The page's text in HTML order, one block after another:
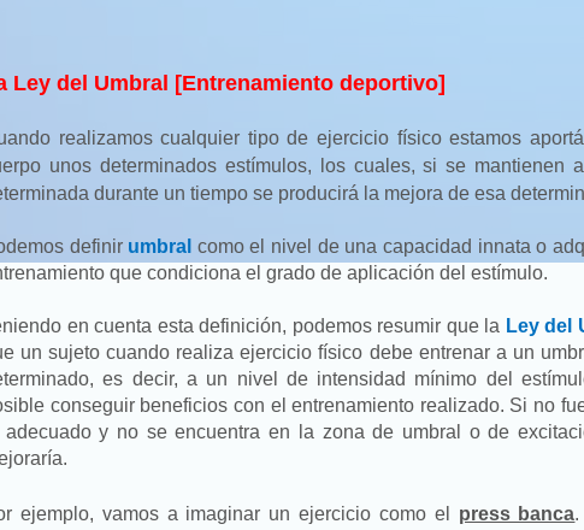
Ley del Umbral [Entrenamiento deportivo]
realizamos cualquier tipo de ejercicio físico estamos
unos determinados estímulos, los cuales, si se mantienen
durante un tiempo se producirá la mejora de esa
definir umbral como el nivel de una capacidad innata o
que condiciona el grado de aplicación del estímulo.
en cuenta esta definición, podemos resumir que la Ley del
un sujeto cuando realiza ejercicio físico debe entrenar a un
es decir, a un nivel de intensidad mínimo del
conseguir beneficios con el entrenamiento realizado. Si no
adecuado y no se encuentra en la zona de umbral o de
ejemplo, vamos a imaginar un ejercicio como el press banca